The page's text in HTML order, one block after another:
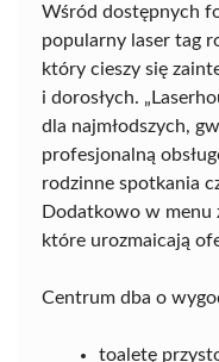
Wśród dostępnych
popularny laser tag
który cieszy się
i dorosłych.
dla najmłodszych,
profesjonalną
rodzinne spotkania
Dodatkowo w menu
które urozmaicają
Centrum dba o
toaletę